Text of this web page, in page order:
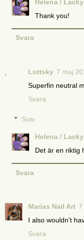
Helena /
Thank you!
Svara
Lottsky 7 maj
Superfin neutral
Svara
Svar
Helena /
Det är en riktig
Svara
Marias Nail Art 7
I also wouldn't
Svara